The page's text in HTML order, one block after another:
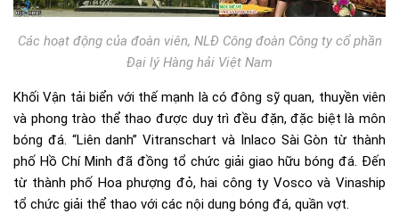
Các hoạt động của đoàn viên, NLĐ Công đoàn Công ty cổ phần
Đại lý Hàng hải Việt Nam
Khối Vận tải biển với thế mạnh là có đông sỹ quan, thuyền viên
và phong trào thể thao được duy trì đều đặn, đặc biệt là môn
bóng đá. “Liên danh” Vitranschart và Inlaco Sài Gòn từ thành
phố Hồ Chí Minh đã đồng tổ chức giải giao hữu bóng đá. Đến
từ thành phố Hoa phượng đỏ, hai công ty Vosco và Vinaship
tổ chức giải thể thao với các nội dung bóng đá, quần vợt.